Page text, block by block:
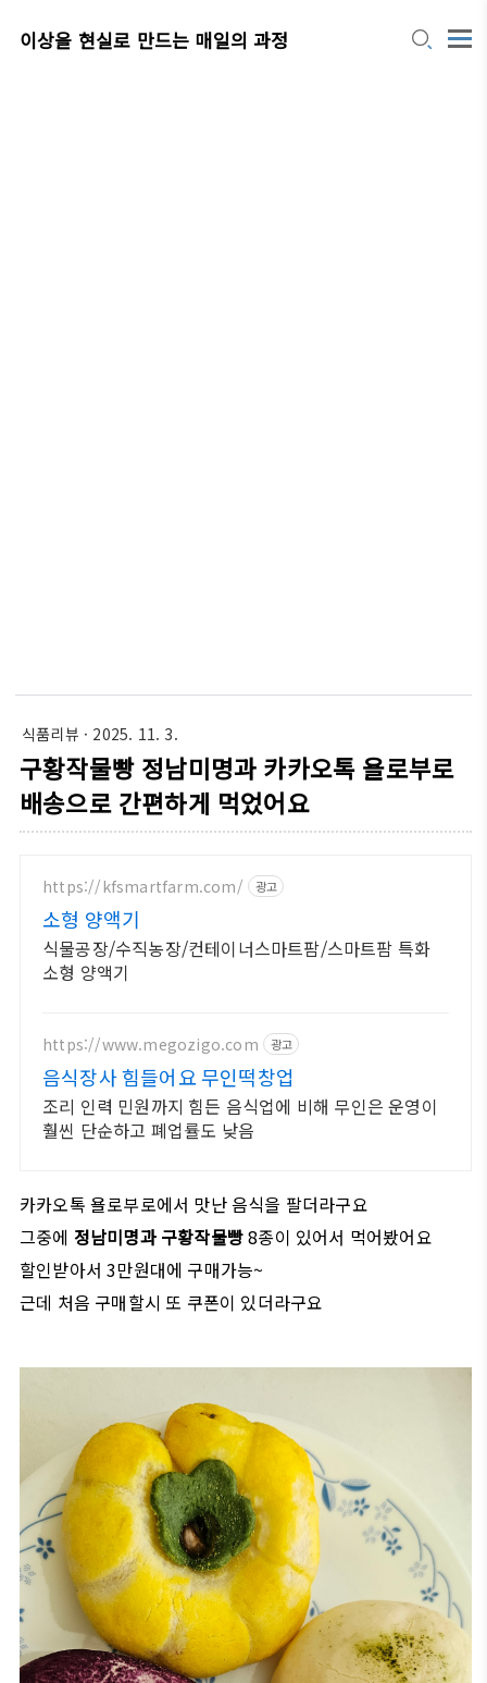
이상을 현실로 만드는 매일의 과정
식품리뷰 · 2025. 11. 3.
구황작물빵 정남미명과 카카오톡 욜로부로
배송으로 간편하게 먹었어요
https://kfsmartfarm.com/ 광고
소형 양액기
식물공장/수직농장/컨테이너스마트팜/스마트팜 특화
소형 양액기
https://www.megozigo.com 광고
음식장사 힘들어요 무인떡창업
조리 인력 민원까지 힘든 음식업에 비해 무인은 운영이
훨씬 단순하고 폐업률도 낮음
카카오톡 욜로부로에서 맛난 음식을 팔더라구요
그중에 정남미명과 구황작물빵8종이 있어서 먹어봤어요
할인받아서 3만원대에 구매가능~
근데 처음 구매할시 또 쿠폰이 있더라구요